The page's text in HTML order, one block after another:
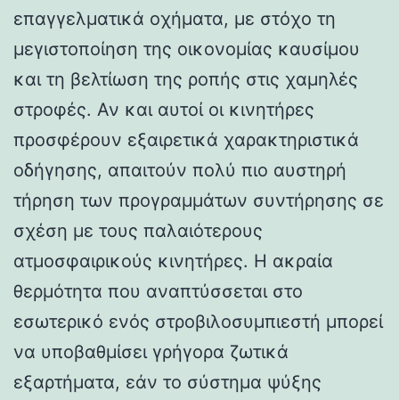
επαγγελματικά οχήματα, με στόχο τη
μεγιστοποίηση της οικονομίας καυσίμου
και τη βελτίωση της ροπής στις χαμηλές
στροφές. Αν και αυτοί οι κινητήρες
προσφέρουν εξαιρετικά χαρακτηριστικά
οδήγησης, απαιτούν πολύ πιο αυστηρή
τήρηση των προγραμμάτων συντήρησης σε
σχέση με τους παλαιότερους
ατμοσφαιρικούς κινητήρες. Η ακραία
θερμότητα που αναπτύσσεται στο
εσωτερικό ενός στροβιλοσυμπιεστή μπορεί
να υποβαθμίσει γρήγορα ζωτικά
εξαρτήματα, εάν το σύστημα ψύξης